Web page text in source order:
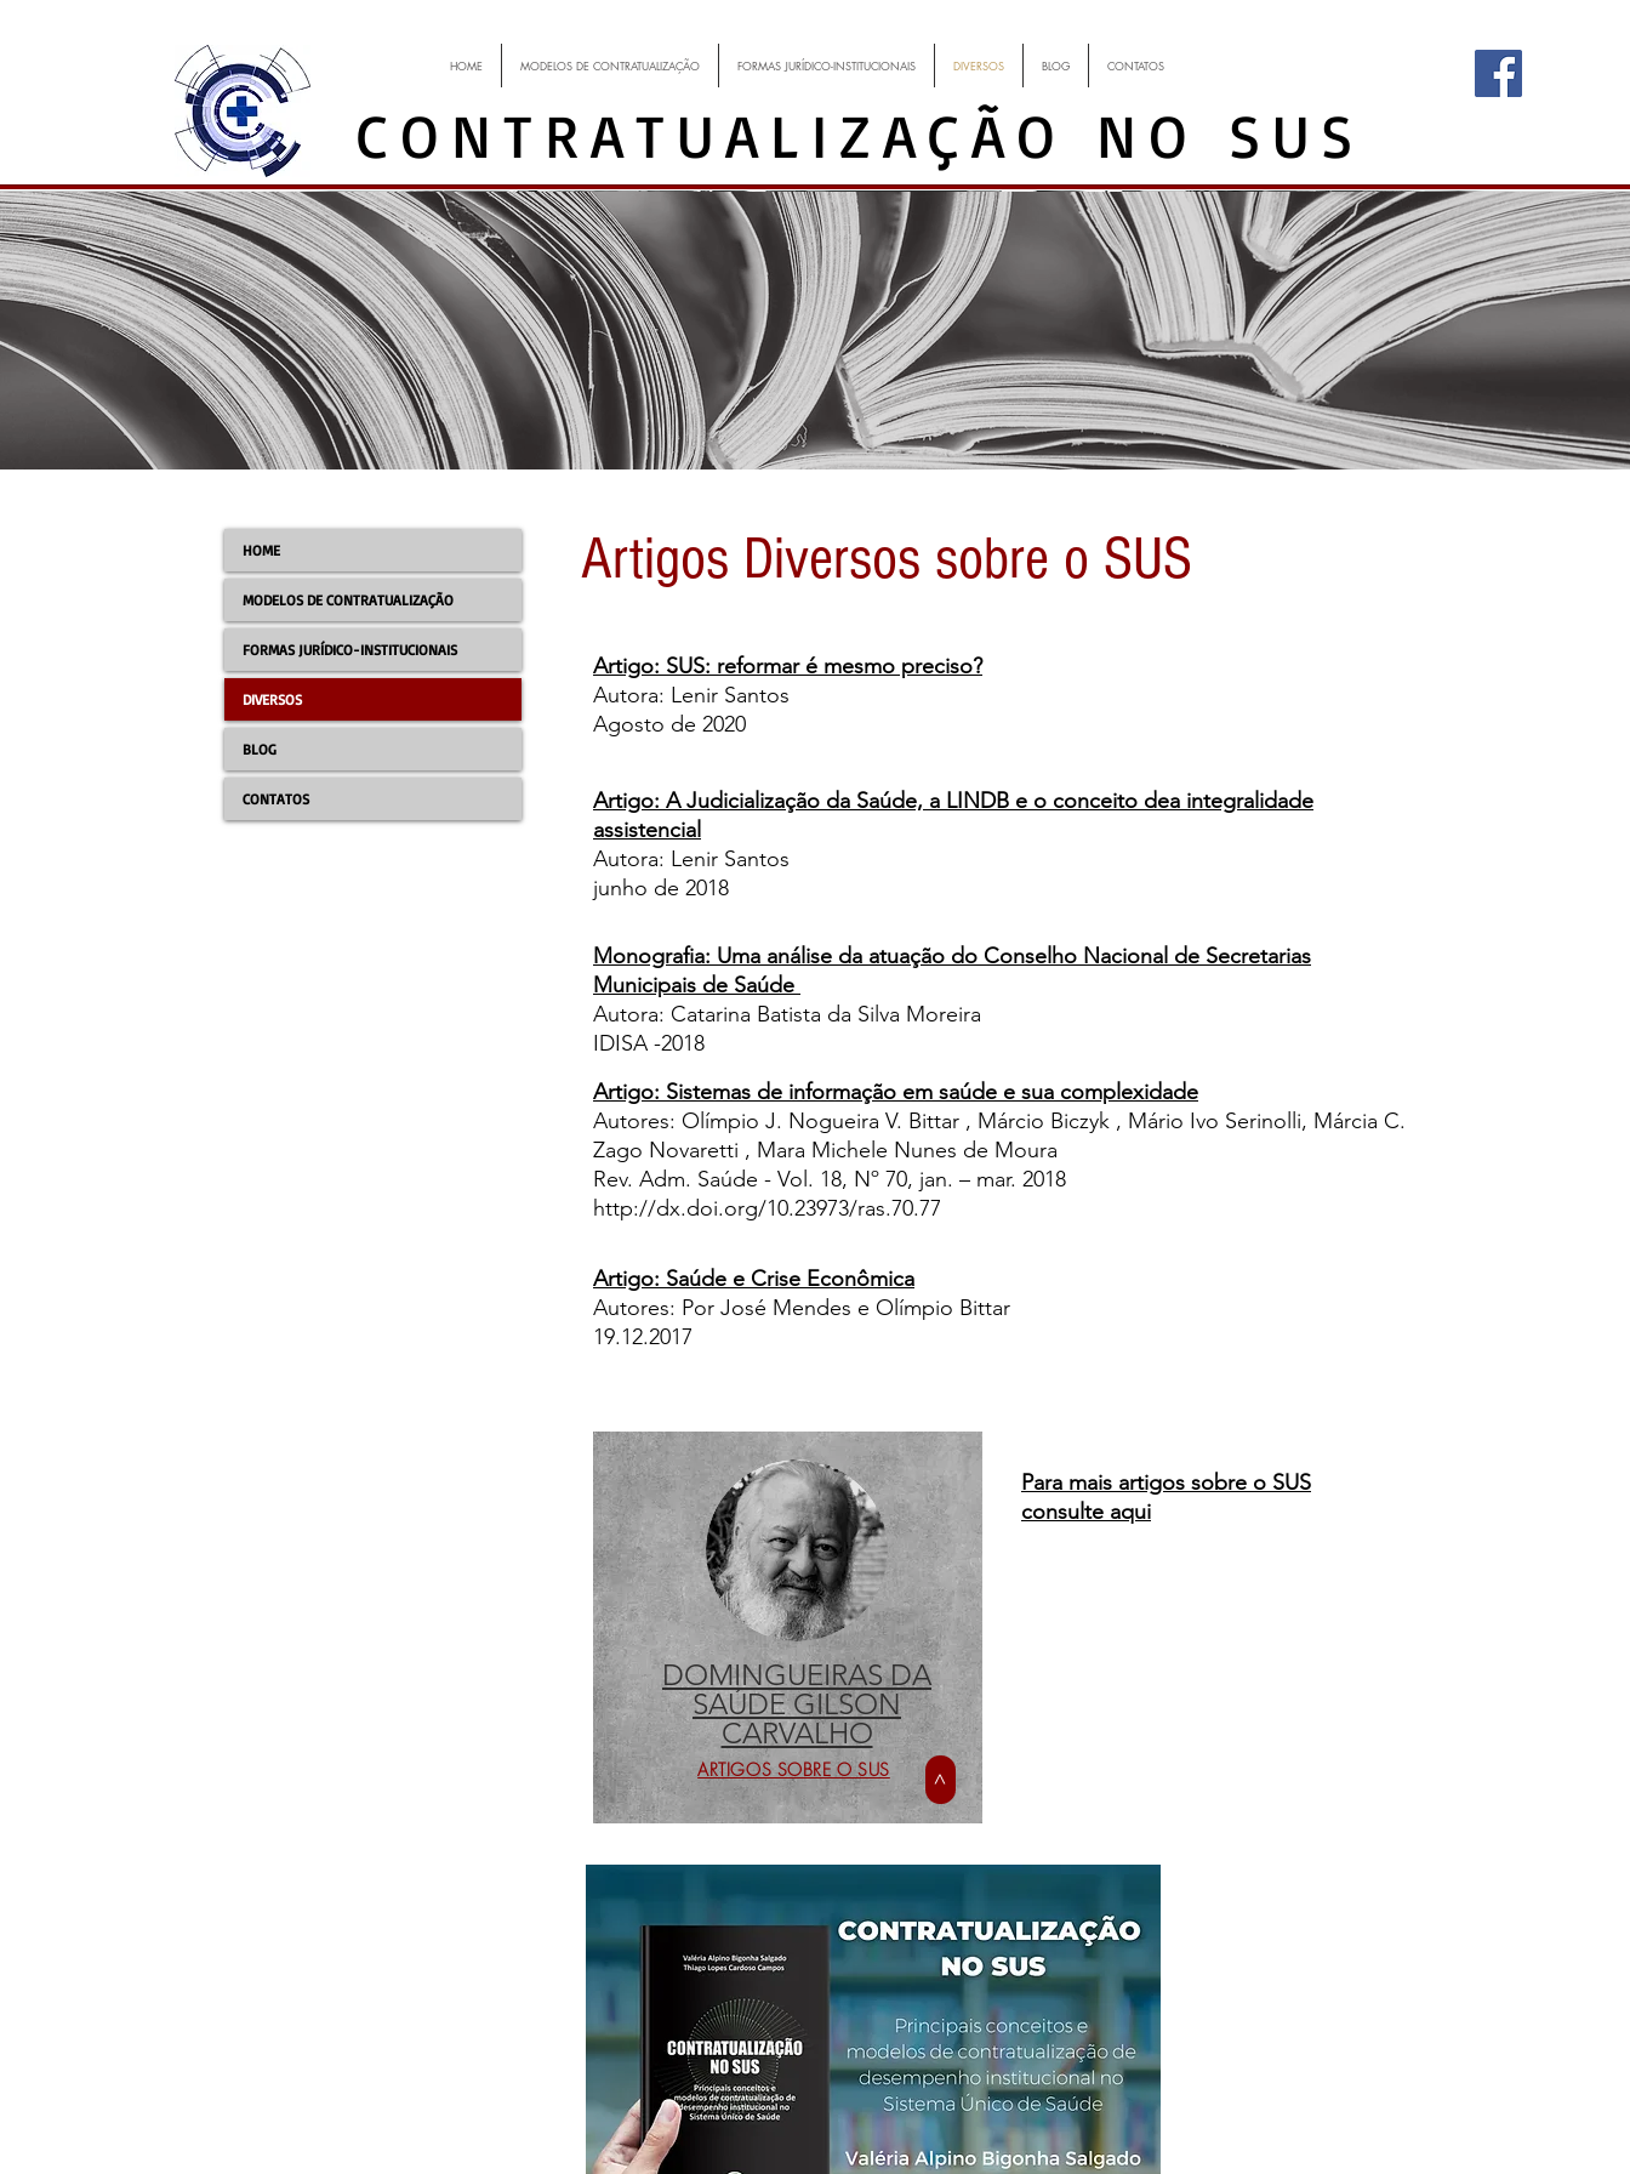
HOME MODELOS DE CONTRATUALIZAÇÃO FORMAS JURÍDICO-INSTITUCIONAIS DIVERSOS BLOG CONTATOS
CONTRATUALIZAÇÃO NO SUS
HOME
MODELOS DE CONTRATUALIZAÇÃO
FORMAS JURÍDICO-INSTITUCIONAIS
DIVERSOS
BLOG
CONTATOS
Artigos Diversos sobre o SUS
Artigo: SUS: reformar é mesmo preciso?
Autora: Lenir Santos
Agosto de 2020
Artigo: A Judicialização da Saúde, a LINDB e o conceito dea integralidade
assistencial
Autora: Lenir Santos
junho de 2018
Monografia: Uma análise da atuação do Conselho Nacional de Secretarias
Municipais de Saúde
Autora: Catarina Batista da Silva Moreira
IDISA -2018
Artigo: Sistemas de informação em saúde e sua complexidade
Autores: Olímpio J. Nogueira V. Bittar , Márcio Biczyk , Mário Ivo Serinolli, Márcia C.
Zago Novaretti , Mara Michele Nunes de Moura
Rev. Adm. Saúde - Vol. 18, Nº 70, jan. – mar. 2018
http://dx.doi.org/10.23973/ras.70.77
Artigo: Saúde e Crise Econômica
Autores: Por José Mendes e Olímpio Bittar
19.12.2017
DOMINGUEIRAS DA
SAÚDE GILSON
CARVALHO
ARTIGOS SOBRE O SUS >
Para mais artigos sobre o SUS
consulte aqui